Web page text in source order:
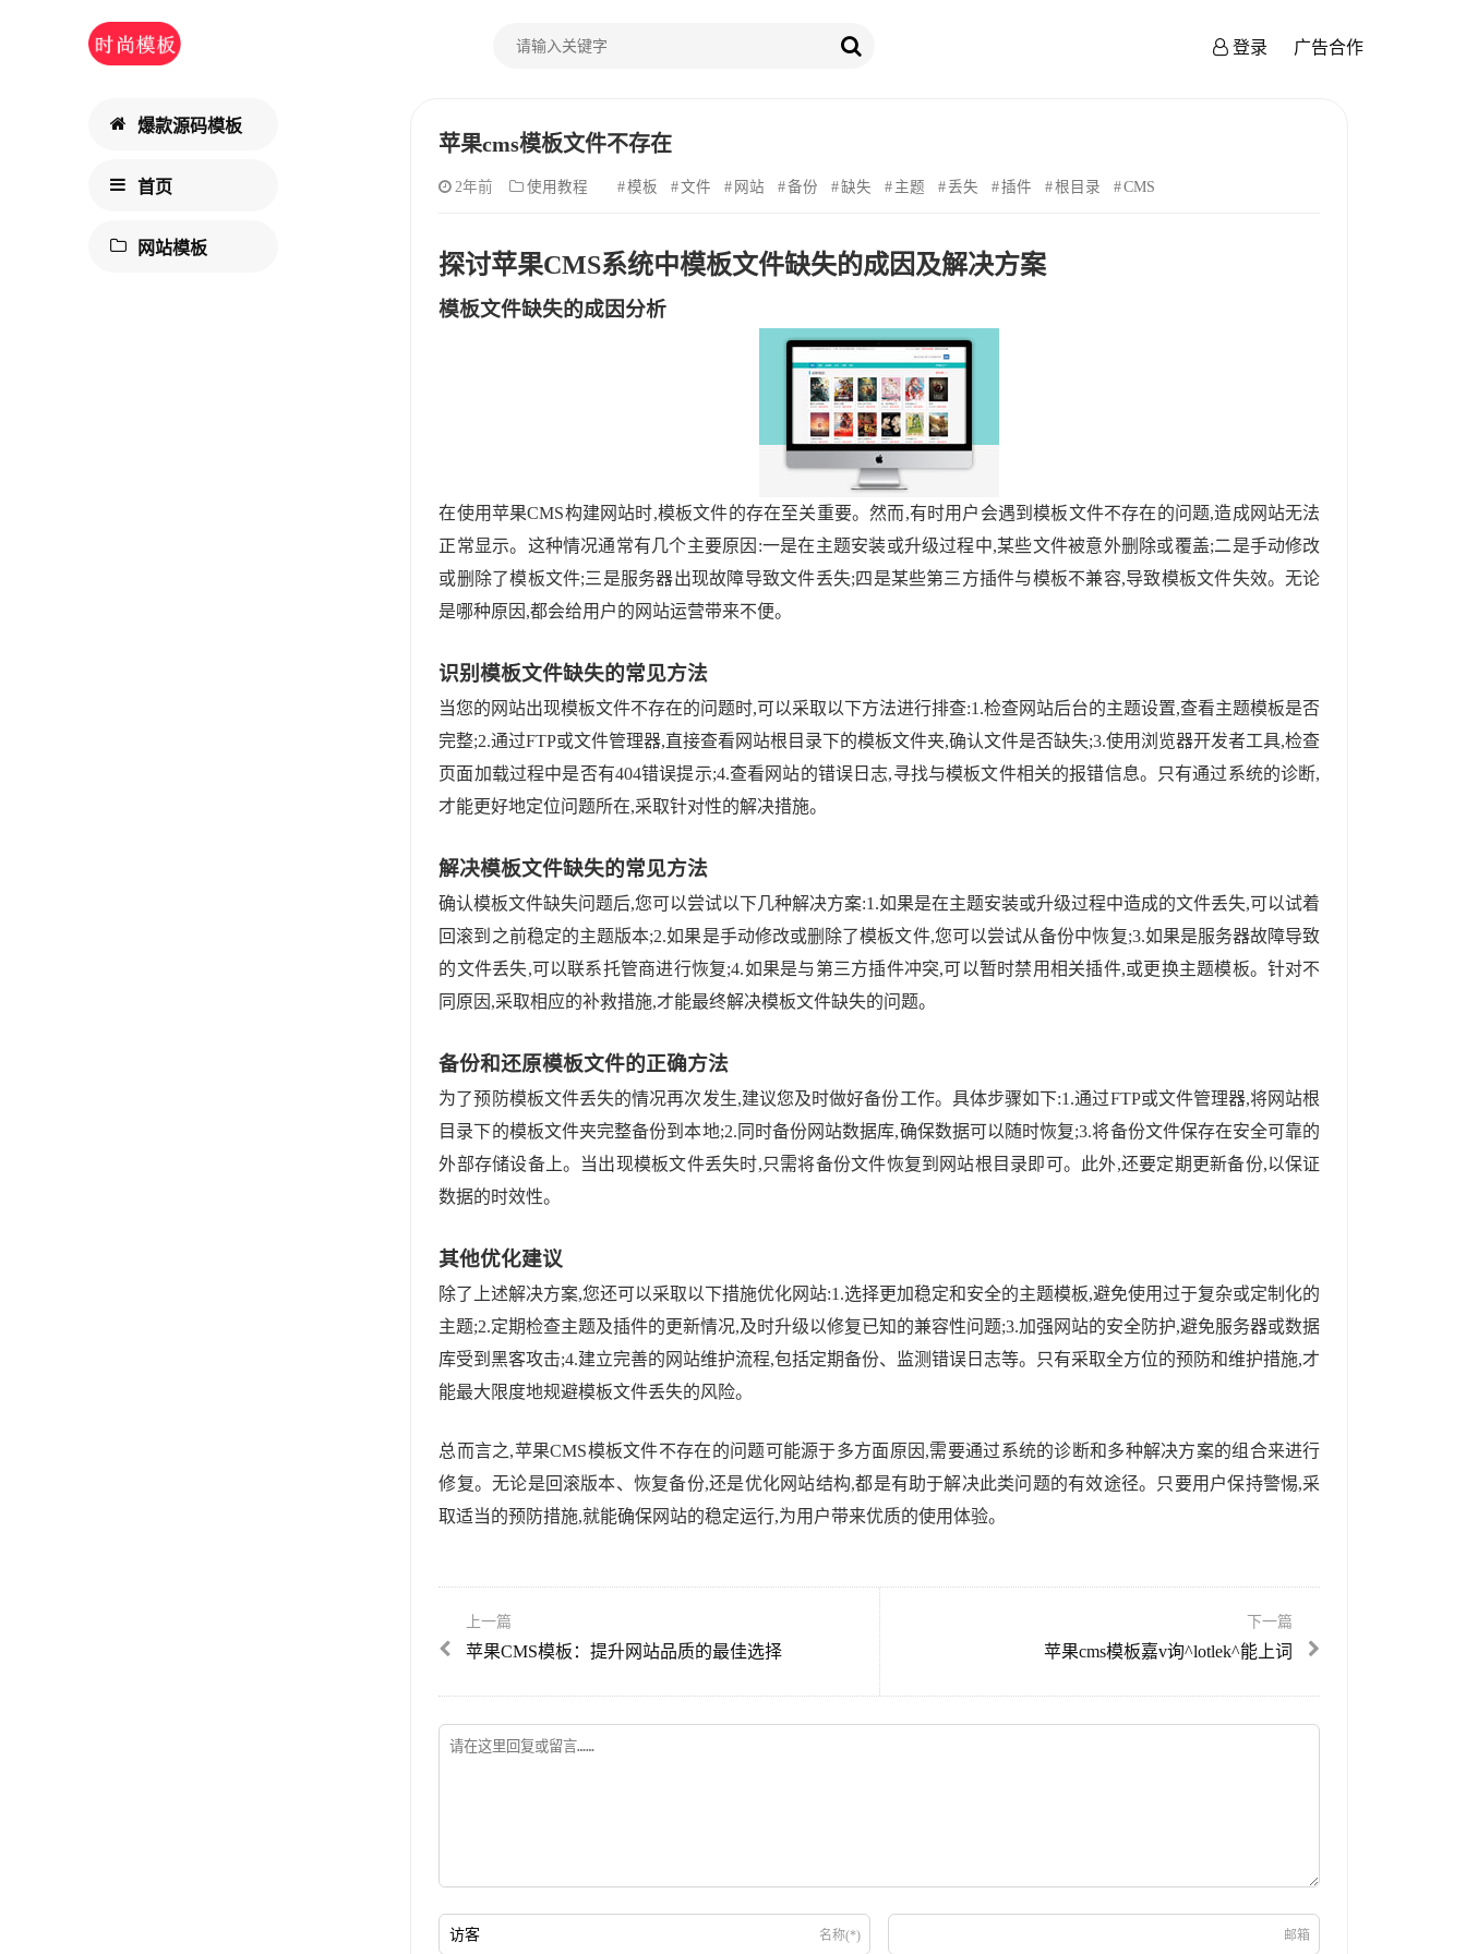
登录 广告合作
爆款源码模板
首页
网站模板
苹果cms模板文件不存在
2年前 使用教程 模板 文件 网站 备份 缺失 主题 丢失 插件 根目录 CMS
探讨苹果CMS系统中模板文件缺失的成因及解决方案
模板文件缺失的成因分析
在使用苹果CMS构建网站时,模板文件的存在至关重要。然而,有时用户会遇到模板文件不存在的问题,造成网站无法
正常显示。这种情况通常有几个主要原因:一是在主题安装或升级过程中,某些文件被意外删除或覆盖;二是手动修改
或删除了模板文件;三是服务器出现故障导致文件丢失;四是某些第三方插件与模板不兼容,导致模板文件失效。无论
是哪种原因,都会给用户的网站运营带来不便。
识别模板文件缺失的常见方法
当您的网站出现模板文件不存在的问题时,可以采取以下方法进行排查:1.检查网站后台的主题设置,查看主题模板是否
完整;2.通过FTP或文件管理器,直接查看网站根目录下的模板文件夹,确认文件是否缺失;3.使用浏览器开发者工具,检查
页面加载过程中是否有404错误提示;4.查看网站的错误日志,寻找与模板文件相关的报错信息。只有通过系统的诊断,
才能更好地定位问题所在,采取针对性的解决措施。
解决模板文件缺失的常见方法
确认模板文件缺失问题后,您可以尝试以下几种解决方案:1.如果是在主题安装或升级过程中造成的文件丢失,可以试着
回滚到之前稳定的主题版本;2.如果是手动修改或删除了模板文件,您可以尝试从备份中恢复;3.如果是服务器故障导致
的文件丢失,可以联系托管商进行恢复;4.如果是与第三方插件冲突,可以暂时禁用相关插件,或更换主题模板。针对不
同原因,采取相应的补救措施,才能最终解决模板文件缺失的问题。
备份和还原模板文件的正确方法
为了预防模板文件丢失的情况再次发生,建议您及时做好备份工作。具体步骤如下:1.通过FTP或文件管理器,将网站根
目录下的模板文件夹完整备份到本地;2.同时备份网站数据库,确保数据可以随时恢复;3.将备份文件保存在安全可靠的
外部存储设备上。当出现模板文件丢失时,只需将备份文件恢复到网站根目录即可。此外,还要定期更新备份,以保证
数据的时效性。
其他优化建议
除了上述解决方案,您还可以采取以下措施优化网站:1.选择更加稳定和安全的主题模板,避免使用过于复杂或定制化的
主题;2.定期检查主题及插件的更新情况,及时升级以修复已知的兼容性问题;3.加强网站的安全防护,避免服务器或数据
库受到黑客攻击;4.建立完善的网站维护流程,包括定期备份、监测错误日志等。只有采取全方位的预防和维护措施,才
能最大限度地规避模板文件丢失的风险。
总而言之,苹果CMS模板文件不存在的问题可能源于多方面原因,需要通过系统的诊断和多种解决方案的组合来进行
修复。无论是回滚版本、恢复备份,还是优化网站结构,都是有助于解决此类问题的有效途径。只要用户保持警惕,采
取适当的预防措施,就能确保网站的稳定运行,为用户带来优质的使用体验。
上一篇
苹果CMS模板：提升网站品质的最佳选择
下一篇
苹果cms模板嘉v询^lotlek^能上词
名称(*) 邮箱